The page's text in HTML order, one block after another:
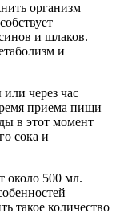
организм
и шлаков.
и
через час
приема пищи
в этот момент
сока и
около 500 мл.
такое количество